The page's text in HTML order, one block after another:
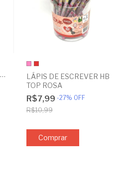
LÁPIS DE ESCREVER HB
TOP ROSA
R$7,99 -27% OFF
R$10,99
Comprar